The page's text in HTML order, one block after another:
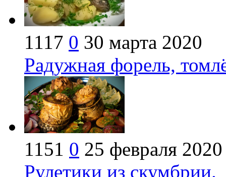
1117 0 30 марта 2020
Радужная форель,
1151 0 25 февраля 2020
Рулетики из скумбрии.